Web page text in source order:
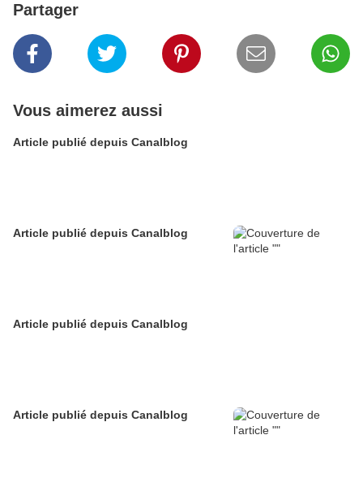
Partager
Vous aimerez aussi
Article publié depuis Canalblog
Article publié depuis Canalblog
Article publié depuis Canalblog
Article publié depuis Canalblog